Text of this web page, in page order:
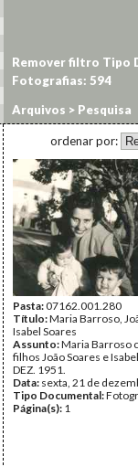
Arquivos > Pesquisa
Remover filtro Tipo
Fotografias: 594
ordenar por:
Pasta:07162.001.280
Título:Maria Barroso,
Isabel Soares
Assunto:Maria Barroso
filhos João Soares e
DEZ. 1951.
Data: sexta, 21 de
Tipo Documental:
Página(s): 1